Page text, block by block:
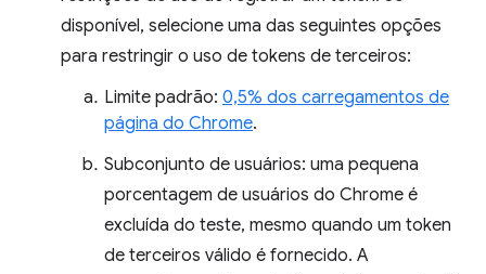
disponível, selecione uma das seguintes opções
para restringir o uso de tokens de terceiros:
Limite padrão: 0,5% dos carregamentos de
página do Chrome.
Subconjunto de usuários: uma pequena
porcentagem de usuários do Chrome é
excluída do teste, mesmo quando um token
de terceiros válido é fornecido. A